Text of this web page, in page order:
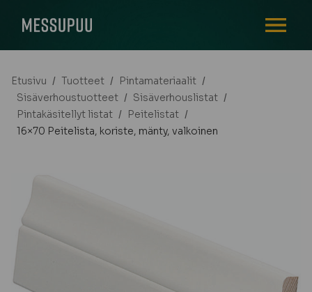
Etusivu / Tuotteet / Pintamateriaalit /
Sisäverhoustuotteet / Sisäverhouslistat /
Pintakäsitellyt listat / Peitelistat /
16×70 Peitelista, koriste, mänty, valkoinen